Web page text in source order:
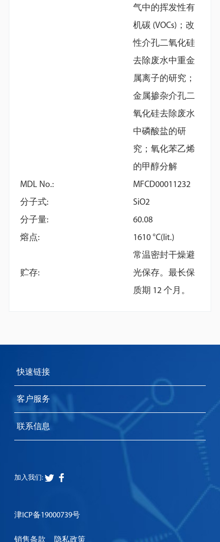
气中的挥发性有
机碳 (VOCs)；改
性介孔二氧化硅
去除废水中重金
属离子的研究；
金属掺杂介孔二
氧化硅去除废水
中磷酸盐的研
究；氧化苯乙烯
的甲醇分解
MDL No.:
MFCD00011232
分子式:
SiO2
分子量:
60.08
熔点:
1610 °C(lit.)
贮存:
常温密封干燥避
光保存。最长保
质期 12 个月。
快速链接
客户服务
联系信息
加入我们:
津ICP备19000739号
销售条款 隐私政策